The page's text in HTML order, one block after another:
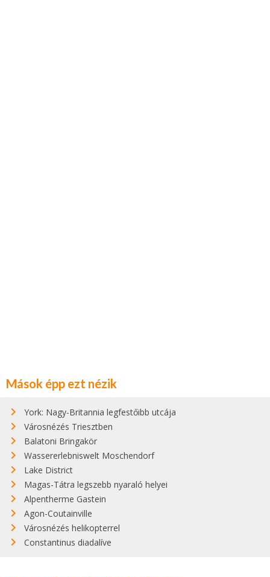
Mások épp ezt nézik
York: Nagy-Britannia legfestőibb utcája
Városnézés Triesztben
Balatoni Bringakör
Wassererlebniswelt Moschendorf
Lake District
Magas-Tátra legszebb nyaraló helyei
Alpentherme Gastein
Agon-Coutainville
Városnézés helikopterrel
Constantinus diadalíve